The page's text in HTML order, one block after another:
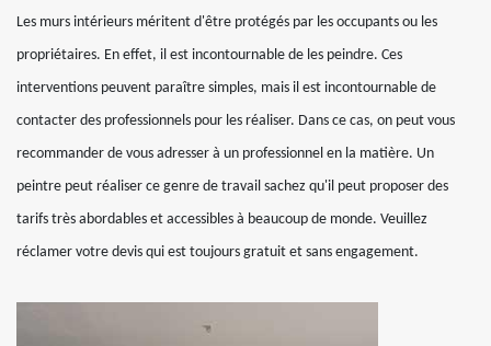
Les murs intérieurs méritent d'être protégés par les occupants ou les
propriétaires. En effet, il est incontournable de les peindre. Ces
interventions peuvent paraître simples, mais il est incontournable de
contacter des professionnels pour les réaliser. Dans ce cas, on peut vous
recommander de vous adresser à un professionnel en la matière. Un
peintre peut réaliser ce genre de travail sachez qu'il peut proposer des
tarifs très abordables et accessibles à beaucoup de monde. Veuillez
réclamer votre devis qui est toujours gratuit et sans engagement.